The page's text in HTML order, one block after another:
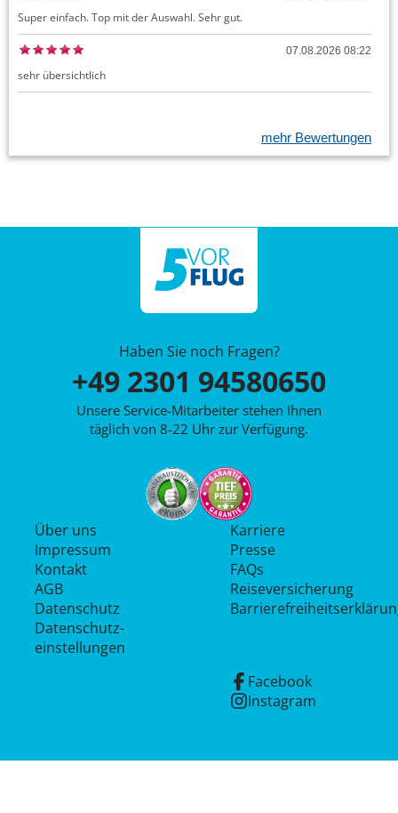
Super einfach. Top mit der Auswahl. Sehr gut.
07.08.2026 08:22
sehr übersichtlich
mehr Bewertungen
Haben Sie noch Fragen?
+49 2301 94580650
Unsere Service-Mitarbeiter stehen Ihnen
täglich von 8-22 Uhr zur Verfügung.
Über uns
Impressum
Kontakt
AGB
Datenschutz
Datenschutz­
einstellungen
Karriere
Presse
FAQs
Reiseversicherung
Facebook
Instagram